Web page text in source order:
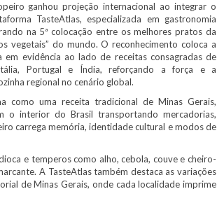
ganhou projeção internacional ao integrar o
TasteAtlas, especializada em gastronomia
na 5ª colocação entre os melhores pratos da
vegetais” do mundo. O reconhecimento coloca a
em evidência ao lado de receitas consagradas de
Portugal e Índia, reforçando a força e a
regional no cenário global.
uma receita tradicional de Minas Gerais,
o interior do Brasil transportando mercadorias,
carrega memória, identidade cultural e modos de
e temperos como alho, cebola, couve e cheiro-
A TasteAtlas também destaca as variações
de Minas Gerais, onde cada localidade imprime